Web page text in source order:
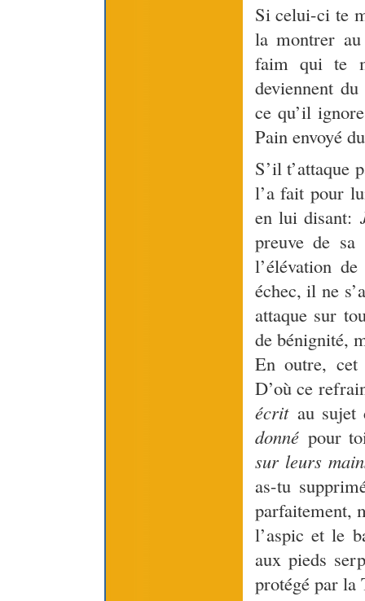
Si celui-ci te
la montrer
faim qui te
deviennent
ce qu’il
Pain envoyé
S’il t’attaque
l’a fait pour
en lui disant:
preuve de
l’élévation
échec, il ne
attaque sur
de bénignité,
En outre, cet
D’où ce
écritau sujet
donnépour
sur leurs
as-tu
parfaitement,
l’aspic et le
aux pieds
protégé par la